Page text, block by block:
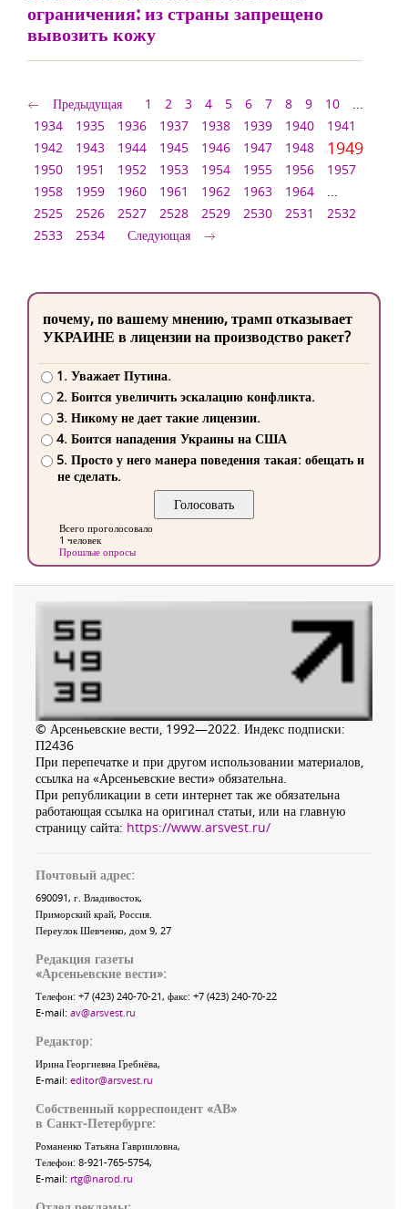
ограничения: из страны запрещено
вывозить кожу
Предыдущая 1 2 3 4 5 6 7 8 9 10
...
1934
1935 1936 1937 1938 1939 1940
1941
1942
1943 1944 1945 1946 1947 1948 1949
1950 1951 1952 1953 1954 1955 1956
1957
1958
1959 1960 1961 1962 1963 1964
...
2525
2526 2527 2528 2529 2530 2531
2532
2533
2534 Следующая
почему, по вашему мнению, трамп отказывает
УКРАИНЕ в лицензии на производство ракет?
1. Уважает Путина.
2. Боится увеличить эскалацию конфликта.
3. Никому не дает такие лицензии.
4. Боится нападения Украины на США
5. Просто у него манера поведения такая: обещать и
не сделать.
Всего проголосовало
1 человек
Прошлые опросы
© Арсеньевские вести, 1992—2022. Индекс подписки:
П2436
При перепечатке и при другом использовании материалов,
ссылка на «Арсеньевские вести» обязательна.
При републикации в сети интернет так же обязательна
работающая ссылка на оригинал статьи, или на главную
страницу сайта: https://www.arsvest.ru/
Почтовый адрес:
690091, г. Владивосток,
Приморский край, Россия
Переулок Шевченко, дом 9, 27
Редакция газеты
«Арсеньевские вести»:
Телефон: +7 (423) 240-70-21, факс: +7 (423) 240-70-22
E-mail: av@arsvest.ru
Редактор:
Ирина Георгиевна Гребнёва,
E-mail: editor@arsvest.ru
Собственный корреспондент «АВ»
в Санкт-Петербурге:
Романенко Татьяна Гаврииловна,
Телефон: 8-921-765-5754,
E-mail: rtg@narod.ru